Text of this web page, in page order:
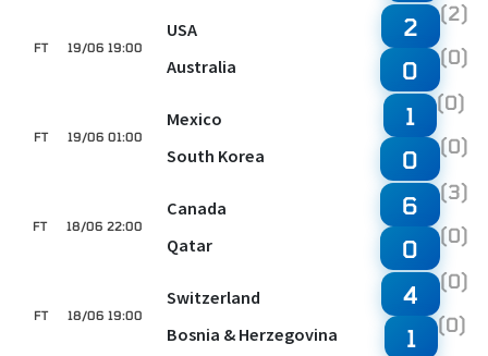
19/06 19:00
FT
USA
Australia
2 (2)
0 (0)
19/06 01:00
FT
Mexico
South Korea
1 (0)
0 (0)
18/06 22:00
FT
Canada
Qatar
6 (3)
0 (0)
18/06 19:00
FT
Switzerland
Bosnia & Herzegovina
4 (0)
1 (0)